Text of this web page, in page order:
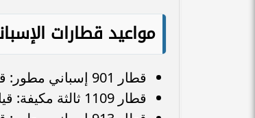
مواعيد قطارات
قطار 901 إسباني مطور: قيام 08:10 صباحًا – وصول 11:15 صباحًا.
قطار 1109 ثالثة مكيفة: قيام 08:35 صباحًا – وصول 12:10 ظهرًا.